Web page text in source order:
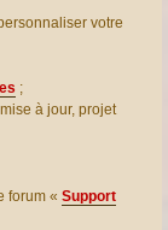
votre
;
à jour, projet
forum « Support